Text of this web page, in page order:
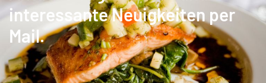
interessante Neuigkeiten per
Mail.